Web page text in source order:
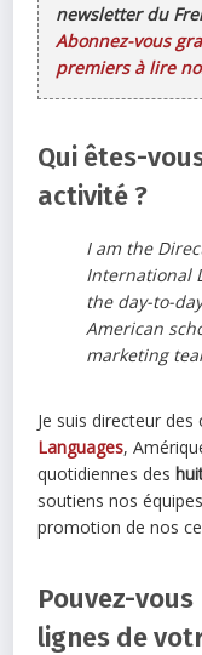
newsletter du
Abonnez-vous
premiers à lire
Qui êtes-
activité ?
I am the
International
the day-to-
American
marketing
Je suis directeur
Languages,
quotidiennes des
soutiens nos
promotion de nos
Pouvez-
lignes de